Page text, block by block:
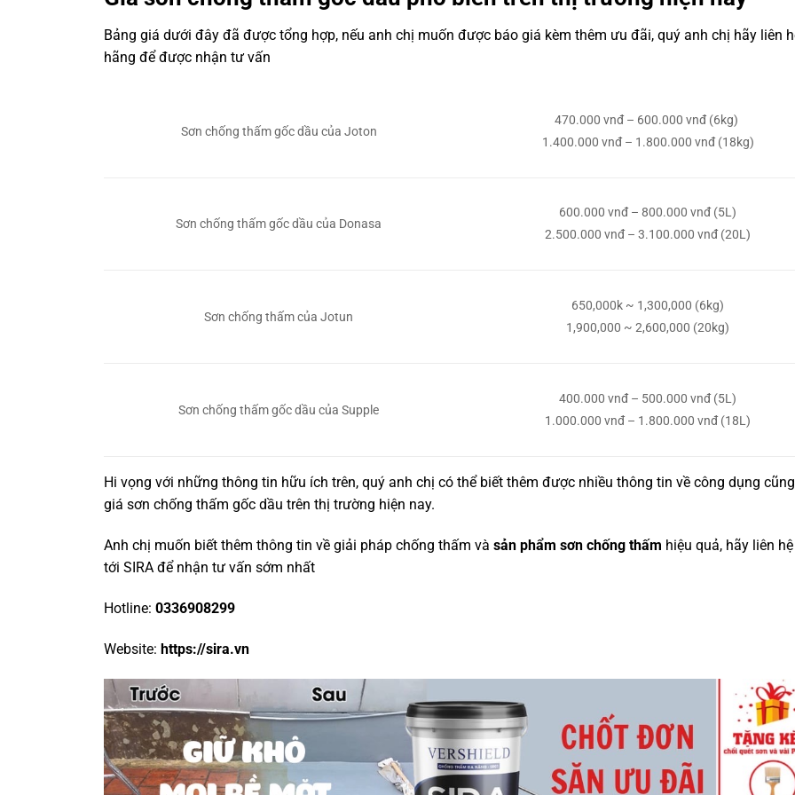
Bảng giá dưới đây đã được tổng hợp, nếu anh chị muốn được báo giá kèm thêm ưu đãi, quý anh chị hãy liên
hãng để được nhận tư vấn
Sơn chống thấm gốc dầu của Joton
470.000 vnđ – 600.000 vnđ (6kg)
1.400.000 vnđ – 1.800.000 vnđ (18kg)
Sơn chống thấm gốc dầu của Donasa
600.000 vnđ – 800.000 vnđ (5L)
2.500.000 vnđ – 3.100.000 vnđ (20L)
Sơn chống thấm của Jotun
650,000k ~ 1,300,000 (6kg)
1,900,000 ~ 2,600,000 (20kg)
Sơn chống thấm gốc dầu của Supple
400.000 vnđ – 500.000 vnđ (5L)
1.000.000 vnđ – 1.800.000 vnđ (18L)
Hi vọng với những thông tin hữu ích trên, quý anh chị có thể biết thêm được nhiều thông tin về công dụng
giá sơn chống thấm gốc dầu trên thị trường hiện nay.
Anh chị muốn biết thêm thông tin về giải pháp chống thấm và sản phẩm sơn chống thấm hiệu quả, hãy liên
tới SIRA để nhận tư vấn sớm nhất
Hotline: 0336908299
Website: https://sira.vn